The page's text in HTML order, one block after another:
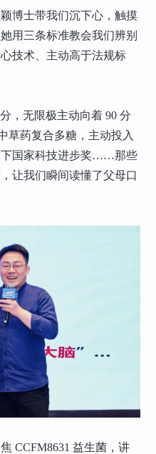
博士带我们沉下心，触摸
用三条标准教会我们辨别
技术、主动高于法规标
，无限极主动向着 90 分
草药复合多糖，主动投入
下国家科技进步奖……那些
让我们瞬间读懂了父母口
CCFM8631 益生菌，讲